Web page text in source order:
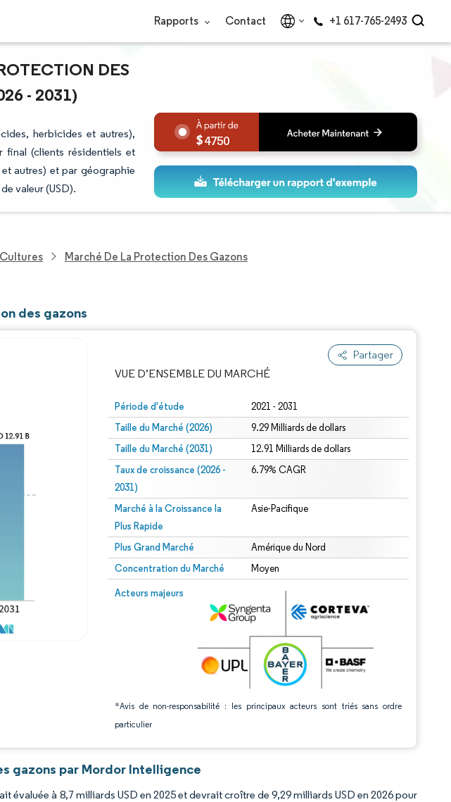
Rapports Contact +1 617-765-2493
DES
- 2031)
herbicides et autres),
final (clients résidentiels et
autres) et par géographie
valeur (USD).
4750
Marché De La Protection Des Gazons
des gazons
Partager
VUE D’ENSEMBLE DU MARCHÉ
Période d'étude 2021 - 2031
Taille du Marché (2026) 9.29 Milliards de dollars
Taille du Marché (2031) 12.91 Milliards de dollars
Taux de croissance (2026 -
2031)
6.79% CAGR
Marché à la Croissance la
Plus Rapide
Asie-Pacifique
Plus Grand Marché Amérique du Nord
Concentration du Marché Moyen
Acteurs majeurs
*Avis de non-responsabilité : les principaux acteurs sont triés sans ordre
particulier
Image © Mordor Intelligence. La réutilisation nécessite une attribution sous CC BY 4.0.
La réutilisation nécessite une attribution sous CC BY 4.0.
gazons par Mordor Intelligence
évaluée à 8,7 milliards USD en 2025 et devrait croître de 9,29 milliards USD en 2026 pour